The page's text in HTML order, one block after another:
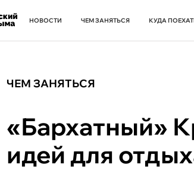
НОВОСТИ ЧЕМ ЗАНЯТЬСЯ КУДА
ЧЕМ ЗАНЯТЬСЯ
«Бархатный»
идей для